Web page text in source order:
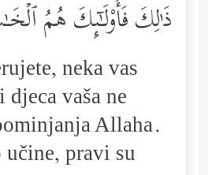
ذَ ٰ⁠لِكَ فَأُوْلَـٰۤىِٕكَ هُمُ
neka vas
vaša ne
Allaha.
pravi su